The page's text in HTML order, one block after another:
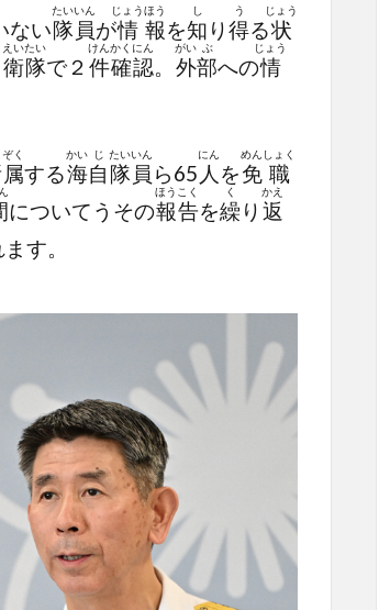
ない隊
たい
員
いん
が情
じょう
報
ほう
を知
し
り得
う
る状
じょう
衛
えい
隊
たい
で２ 件
けん
確
かく
認
にん
外
がい
部
ぶ
への情
じょう
属
ぞく
する海
かい
自
じ
隊
たい
員
いん
ら65 人
にん
を免
めん
職
しょく
についてうその報
ほう
告
こく
を繰
く
り 返
かえ
す。